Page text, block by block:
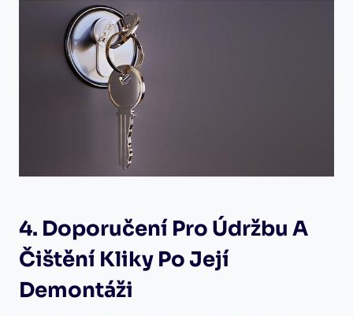
4. Doporučení Pro Údržbu A
Čištění Kliky Po Její
Demontáži